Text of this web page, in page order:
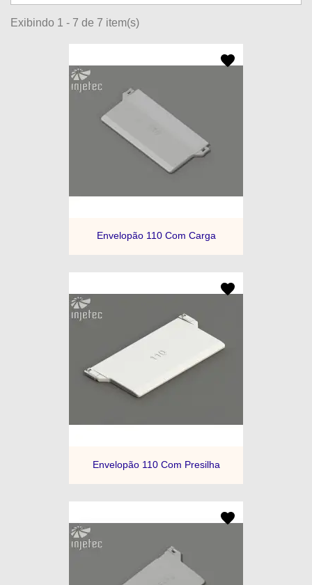
Exibindo 1 - 7 de 7 item(s)
Envelopão 110 Com Carga
Envelopão 110 Com Presilha